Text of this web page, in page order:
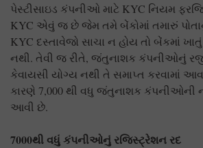
પેસ્ટીસાઇડ કંપનીઓ માટે KYC નિયમ
KYC એવું જ છે જેમ તમે બેંકોમાં તમારું પોતાનું
KYC દસ્તાવેજો સાચા ન હોય તો બેંકમાં
નથી. તેવી જ રીતે, જંતુનાશક કંપનીઓનું
કેવાયસી યોગ્ય નથી તે સમાપ્ત કરવામાં
કારણે 7,000 થી વધુ જંતુનાશક કંપનીઓની
આવી છે.
7000થી વધું કંપનીઓનું રજિસ્ટ્રેશન રદ